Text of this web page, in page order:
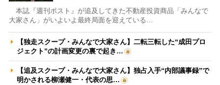
本誌『週刊ポスト』が追及してきた不動産投資商品「みんなで
大家さん」がいよいよ最終局面を迎えている…
【独走スクープ・みんなで大家さん】二転三転した“成田プロ
ジェクト”の計画変更の裏で起き…
【追及スクープ・みんなで大家さん】独占入手“内部議事録”で
明かされる柳瀬健一・代表の思…